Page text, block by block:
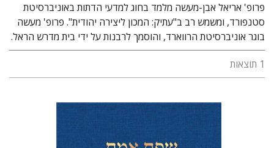
פרופ' אריאל אבן-מעשה מלמד בחוג למדעי הדתות באוניברסיטת
סטנפורד, ומשמש רב ב"עתיק: המכון ליצירה יהודית". פרופ' מעשה
בוגר אוניברסיטת הרווארד, והוסמך לרבנות על ידי בית מדרש הראל.
1 תוצאות